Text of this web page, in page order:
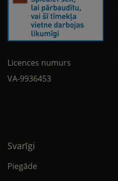
Licences numurs
VA-9936453
Svarīgi
Piegāde